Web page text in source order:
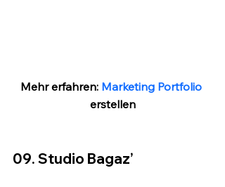
Mehr erfahren: Marketing Portfolio
erstellen
09. Studio Bagaz’